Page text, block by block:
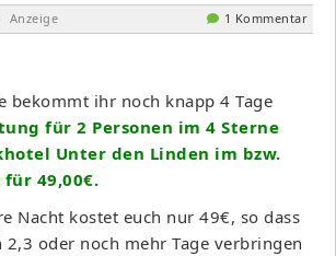
1 Kommentar
bekommt ihr noch knapp 4 Tage
für 2 Personen im 4 Sterne
Unter den Linden im bzw.
49,00€.
Nacht kostet euch nur 49€, so dass
2,3 oder noch mehr Tage verbringen